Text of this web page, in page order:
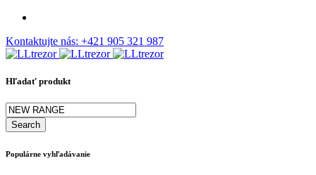
Kontaktujte nás: +421 905 321 987
Hľadať produkt
Populárne vyhľadávanie